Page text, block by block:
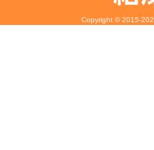
Copyright © 2015-